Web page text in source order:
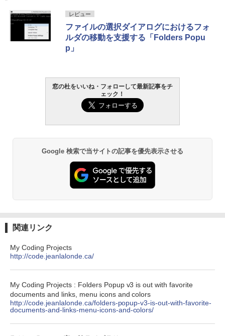
週間持続バッテリー、広告なし、ブラッ
ク
￥22,980
続バッテリー、6インチディスプレイ電子
書籍リーダー、ブラック、16GB、広告な
し
Kindle Paperwhite シグニチャーエディ
ション (32GB) 7インチディスプレイ、明
るさ自動調整、色調調節ライト、12週間
持続バッテリー、広告なし、メタリック
ブラック
￥27,980
テリー、広告無し、ブラック (2025年発
￥31,980
New Amazon Kindle Scribe Colorsoft |
レビュー
ファイルの選択ダイアログにおけるフォ
ルダの移動を支援する「Folders Popu
p」
窓の杜をいいね・フォローして最新記事をチ
ェック！
Google 検索で当サイトの記事を優先表示させる
関連リンク
My Coding Projects
http://code.jeanlalonde.ca/
My Coding Projects : Folders Popup v3 is out with favorite
documents and links, menu icons and colors
http://code.jeanlalonde.ca/folders-popup-v3-is-out-with-favorite-
documents-and-links-menu-icons-and-colors/